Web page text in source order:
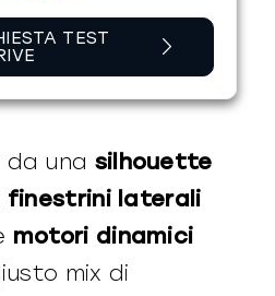
TEST
una silhouette
finestrini laterali
motori dinamici
mix di